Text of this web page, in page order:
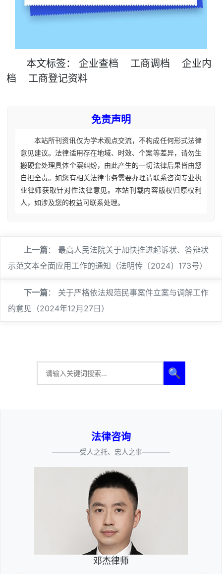
本文标签： 企业查档 工商调档
企业内
档
工商登记资料
免责声明
本站所刊资讯仅为学术观点交流，不构成任何形式法律
意见建议。法律适用存在地域、时效、个案等差异，请勿生
搬硬套处理具体个案纠纷，由此产生的一切法律后果皆由您
自担全责。如您有相关法律事务需要办理请联系咨询专业执
业律师获取针对性法律意见。本站刊载内容版权归原权利
人，如涉及您的权益可联系处理。
上一篇： 最高人民法院关于加快推进起诉状、答辩状
示范文本全面应用工作的通知（法明传〔2024〕173号）
下一篇： 关于严格依法规范民事案件立案与调解工作
的意见（2024年12月27日）
🔍
法律咨询
————受人之托、忠人之事————
邓杰律师